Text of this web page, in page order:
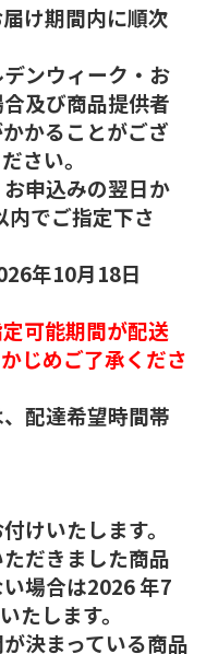
け期間内に順次
ンウィーク・お
及び商品提供者
かることがござ
さい。
申込みの翌日か
内でご指定下さ
年10月18日
可能期間が配送
じめご了承くださ
配達希望時間帯
けいたします。
だきました商品
場合は2026 年7
たします。
決まっている商品